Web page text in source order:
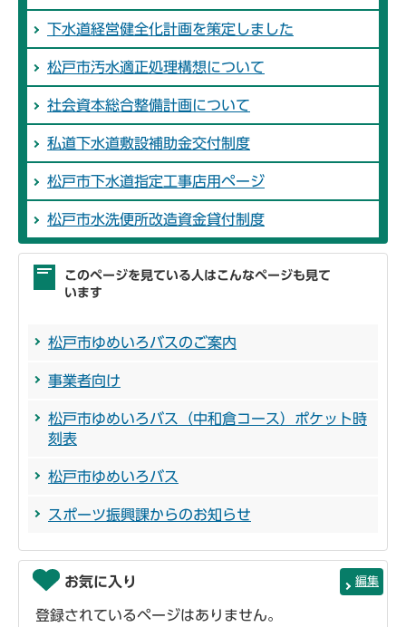
下水道経営健全化計画を策定しました
松戸市汚水適正処理構想について
社会資本総合整備計画について
私道下水道敷設補助金交付制度
松戸市下水道指定工事店用ページ
松戸市水洗便所改造資金貸付制度
このページを見ている人はこんなページも見て
います
松戸市ゆめいろバスのご案内
事業者向け
松戸市ゆめいろバス（中和倉コース）ポケット時
刻表
松戸市ゆめいろバス
スポーツ振興課からのお知らせ
お気に入り 編集
登録されているページはありません。